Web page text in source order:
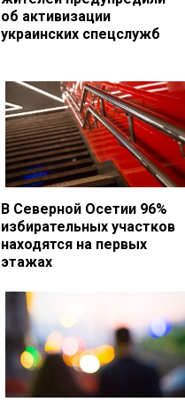
об активизации
украинских спецслужб
В Северной Осетии 96%
избирательных участков
находятся на первых
этажах